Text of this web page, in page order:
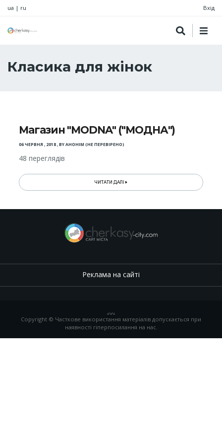
ua | ru Вхід
Класика для жінок
Магазин "MODNA" ("МОДНА")
06 ЧЕРВНЯ , 2018,BYАНОНІМ (НЕ ПЕРЕВІРЕНО)
48 переглядів
ЧИТАТИ ДАЛІ
Реклама на сайті
, ,
Copyright © Часткове використання матеріалів допускається при
наявності гіперпосилання на нас.